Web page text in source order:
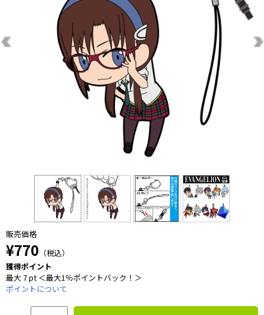
販売価格
¥770 （税込）
獲得ポイント
最大 7 pt ＜最大1％ポイントバック！＞
ポイントについて